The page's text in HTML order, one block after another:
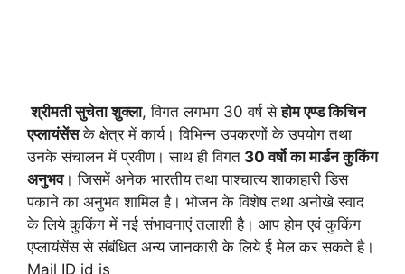
श्रीमती सुचेता शुक्ला, विगत लगभग 30 वर्ष सेहोम एण्ड किचिन
एप्लायंसेंसके क्षेत्र में कार्य। विभिन्न उपकरणों के उपयोग तथा
उनके संचालन में प्रवीण। साथ ही विगत 30 वर्षो का मार्डन कुकिंग
अनुभव। जिसमें अनेक भारतीय तथा पाश्चात्य शाकाहारी डिस
पकाने का अनुभव शामिल है। भोजन के विशेष तथा अनोखे स्वाद
के लिये कुकिंग में नई संभावनाएं तलाशी है। आप होम एवं कुकिंग
एप्लायंसेंस से संबंधित अन्य जानकारी के लिये ई मेल कर सकते है।
Mail ID id is